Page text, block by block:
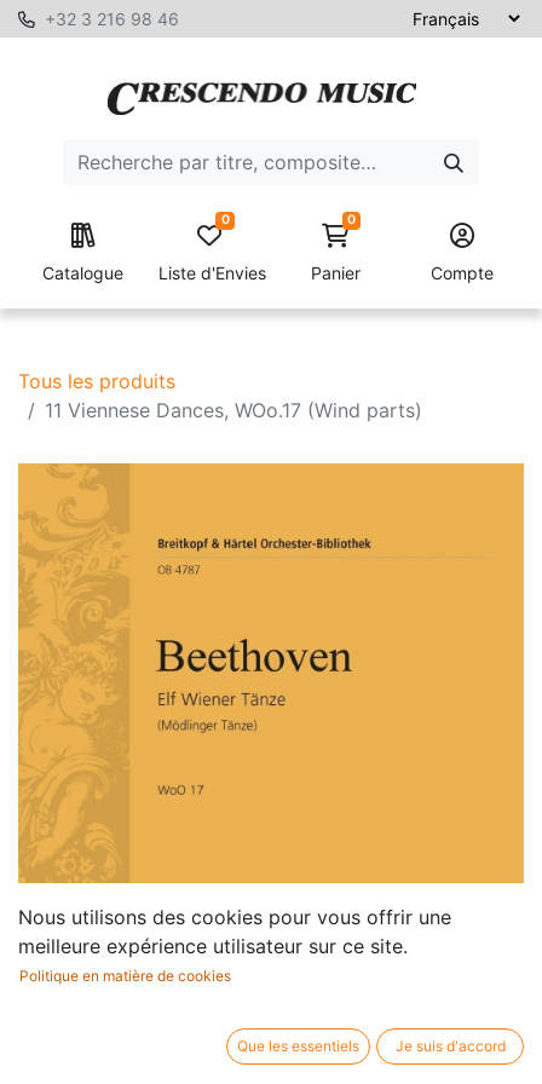
+32 3 216 98 46
Catalogue Liste d'Envies
0 0
Panier Compte
Tous les produits
11 Viennese Dances, WOo.17 (Wind parts)
Nous utilisons des cookies pour vous offrir une
meilleure expérience utilisateur sur ce site.
Politique en matière de cookies
Que les essentiels Je suis d'accord